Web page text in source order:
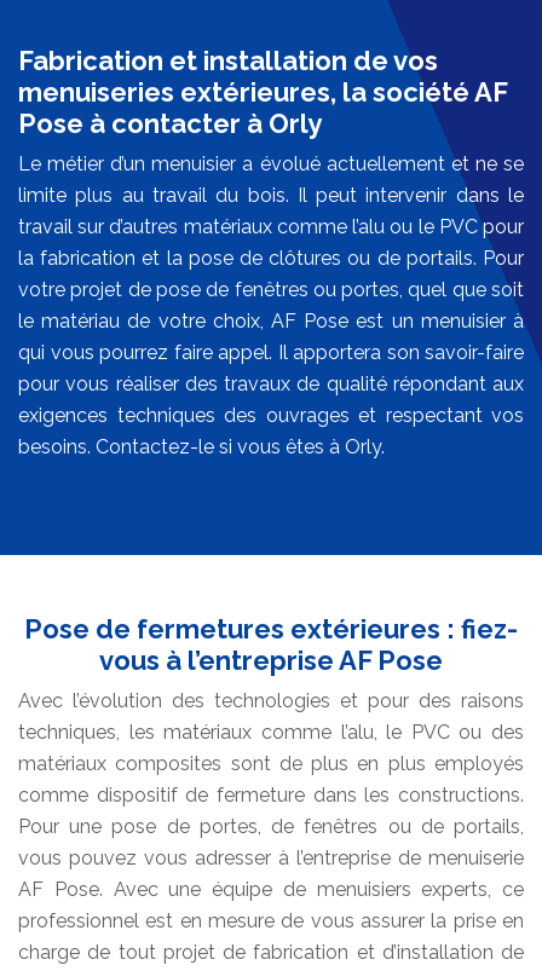
Fabrication et installation de vos
menuiseries extérieures, la société AF
Pose à contacter à Orly
Le métier d’un menuisier a évolué actuellement et ne se
limite plus au travail du bois. Il peut intervenir dans le
travail sur d’autres matériaux comme l’alu ou le PVC pour
la fabrication et la pose de clôtures ou de portails. Pour
votre projet de pose de fenêtres ou portes, quel que soit
le matériau de votre choix, AF Pose est un menuisier à
qui vous pourrez faire appel. Il apportera son savoir-faire
pour vous réaliser des travaux de qualité répondant aux
exigences techniques des ouvrages et respectant vos
besoins. Contactez-le si vous êtes à Orly.
Pose de fermetures extérieures : fiez-
vous à l’entreprise AF Pose
Avec l’évolution des technologies et pour des raisons
techniques, les matériaux comme l’alu, le PVC ou des
matériaux composites sont de plus en plus employés
comme dispositif de fermeture dans les constructions.
Pour une pose de portes, de fenêtres ou de portails,
vous pouvez vous adresser à l’entreprise de menuiserie
AF Pose. Avec une équipe de menuisiers experts, ce
professionnel est en mesure de vous assurer la prise en
charge de tout projet de fabrication et d’installation de